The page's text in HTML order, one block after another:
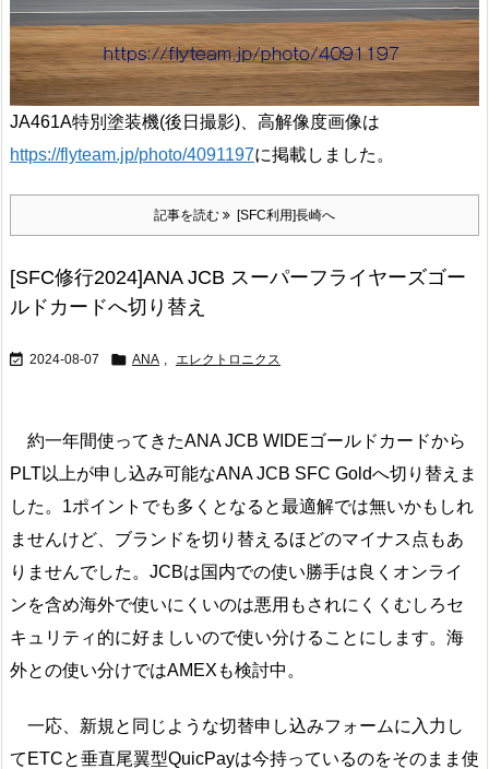
JA461A特別塗装機(後日撮影)、高解像度画像は
https://flyteam.jp/photo/4091197に掲載しました。
記事を読む [SFC利用]長崎へ
[SFC修行2024]ANA JCB スーパーフライヤーズゴー
ルドカードへ切り替え
 2024-08-07  ANA , エレクトロニクス
約一年間使ってきたANA JCB WIDEゴールドカードから
PLT以上が申し込み可能なANA JCB SFC Goldへ切り替えま
した。1ポイントでも多くとなると最適解では無いかもしれ
ませんけど、ブランドを切り替えるほどのマイナス点もあ
りませんでした。JCBは国内での使い勝手は良くオンライ
ンを含め海外で使いにくいのは悪用もされにくくむしろセ
キュリティ的に好ましいので使い分けることにします。海
外との使い分けではAMEXも検討中。
一応、新規と同じような切替申し込みフォームに入力し
てETCと垂直尾翼型QuicPayは今持っているのをそのまま使